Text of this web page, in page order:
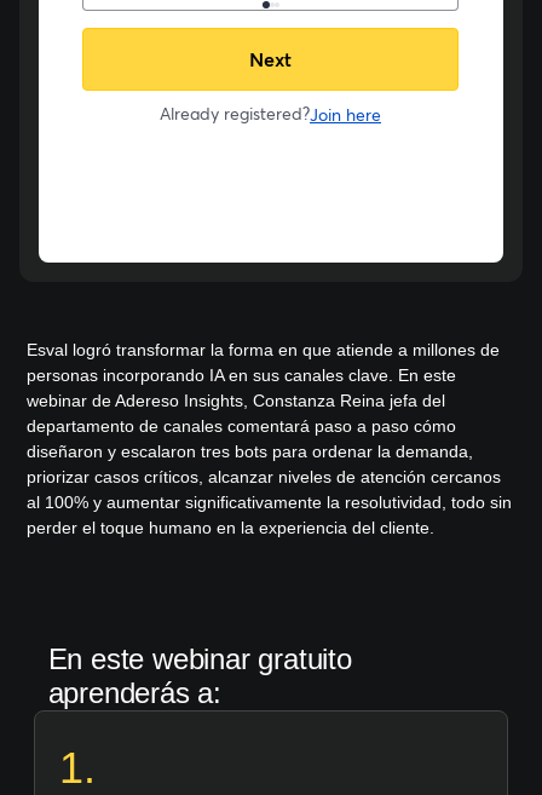
Esval logró transformar la forma en que atiende a millones de
personas incorporando IA en sus canales clave. En este
webinar de Adereso Insights, Constanza Reina jefa del
departamento de canales comentará paso a paso cómo
diseñaron y escalaron tres bots para ordenar la demanda,
priorizar casos críticos, alcanzar niveles de atención cercanos
al 100% y aumentar significativamente la resolutividad, todo sin
perder el toque humano en la experiencia del cliente.
En este webinar gratuito
aprenderás a:
1.